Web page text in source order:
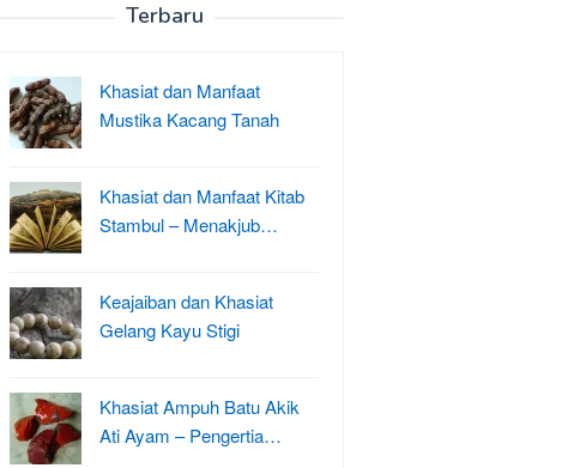
Terbaru
Khasiat dan Manfaat
Mustika Kacang Tanah
Khasiat dan Manfaat Kitab
Stambul – Menakjub…
Keajaiban dan Khasiat
Gelang Kayu Stigi
Khasiat Ampuh Batu Akik
Ati Ayam – Pengertia…